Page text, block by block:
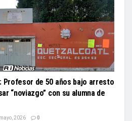
Profesor de 50 años bajo arresto
“noviazgo” con su alumna de
2026 0